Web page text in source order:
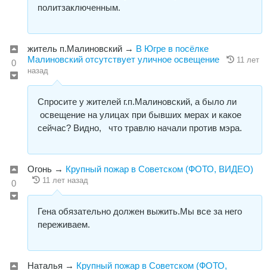
политзаключенным.
0
житель п.Малиновский → В Югре в посёлке
Малиновский отсутствует уличное освещение
11 лет
назад
Спросите у жителей г.п.Малиновский, а было ли
освещение на улицах при бывших мерах и какое
сейчас? Видно, что травлю начали против мэра.
0
Огонь → Крупный пожар в Советском (ФОТО, ВИДЕО)
11 лет назад
Гена обязательно должен выжить.Мы все за него
переживаем.
Наталья → Крупный пожар в Советском (ФОТО,